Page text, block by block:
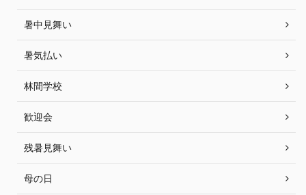
暑中見舞い
暑気払い
林間学校
歓迎会
残暑見舞い
母の日